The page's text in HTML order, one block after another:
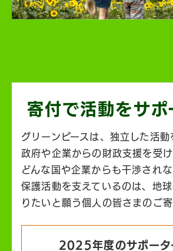
寄付で活動をサポ
グリーンピースは、独立した活動
政府や企業からの財政支援を受け
どんな国や企業からも干渉され
保護活動を支えているのは、地
りたいと願う個人の皆さまのご寄
2025年度のサポータ